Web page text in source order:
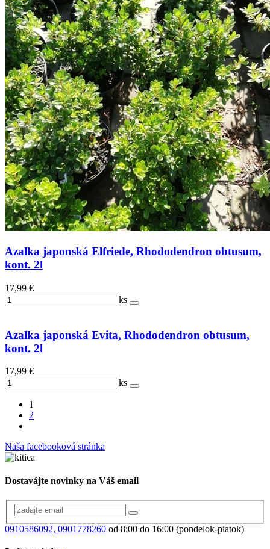
Azalka japonská Elfriede, Rhododendron obtusum,
kont. 2l
17,99 €
ks
Azalka japonská Evita, Rhododendron obtusum,
kont. 2l
17,99 €
ks
1
2
Naša facebooková stránka
Dostavájte novinky na Váš email
0910586092, 0901778260 od 8:00 do 16:00 (pondelok-piatok)